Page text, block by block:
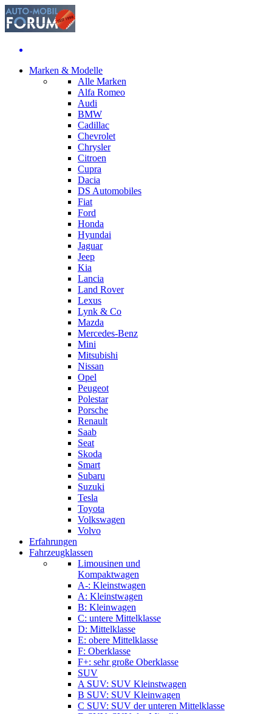
Marken & Modelle
Alle Marken
Alfa Romeo
Audi
BMW
Cadillac
Chevrolet
Chrysler
Citroen
Cupra
Dacia
DS Automobiles
Fiat
Ford
Honda
Hyundai
Jaguar
Jeep
Kia
Lancia
Land Rover
Lexus
Lynk & Co
Mazda
Mercedes-Benz
Mini
Mitsubishi
Nissan
Opel
Peugeot
Polestar
Porsche
Renault
Saab
Seat
Skoda
Smart
Subaru
Suzuki
Tesla
Toyota
Volkswagen
Volvo
Erfahrungen
Fahrzeugklassen
Limousinen und
Kompaktwagen
A-: Kleinstwagen
A: Kleinstwagen
B: Kleinwagen
C: untere Mittelklasse
D: Mittelklasse
E: obere Mittelklasse
F: Oberklasse
F+: sehr große Oberklasse
SUV
A SUV: SUV Kleinstwagen
B SUV: SUV Kleinwagen
C SUV: SUV der unteren Mittelklasse